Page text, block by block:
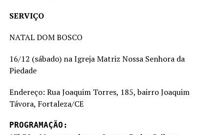
SERVIÇO
NATAL DOM BOSCO
16/12 (sábado) na Igreja Matriz Nossa Senhora da
Piedade
Endereço: Rua Joaquim Torres, 185, bairro Joaquim
Távora, Fortaleza/CE
PROGRAMAÇÃO: